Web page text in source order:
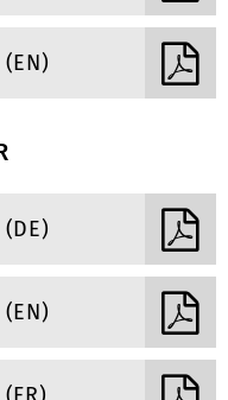
(EN)
(DE)
(EN)